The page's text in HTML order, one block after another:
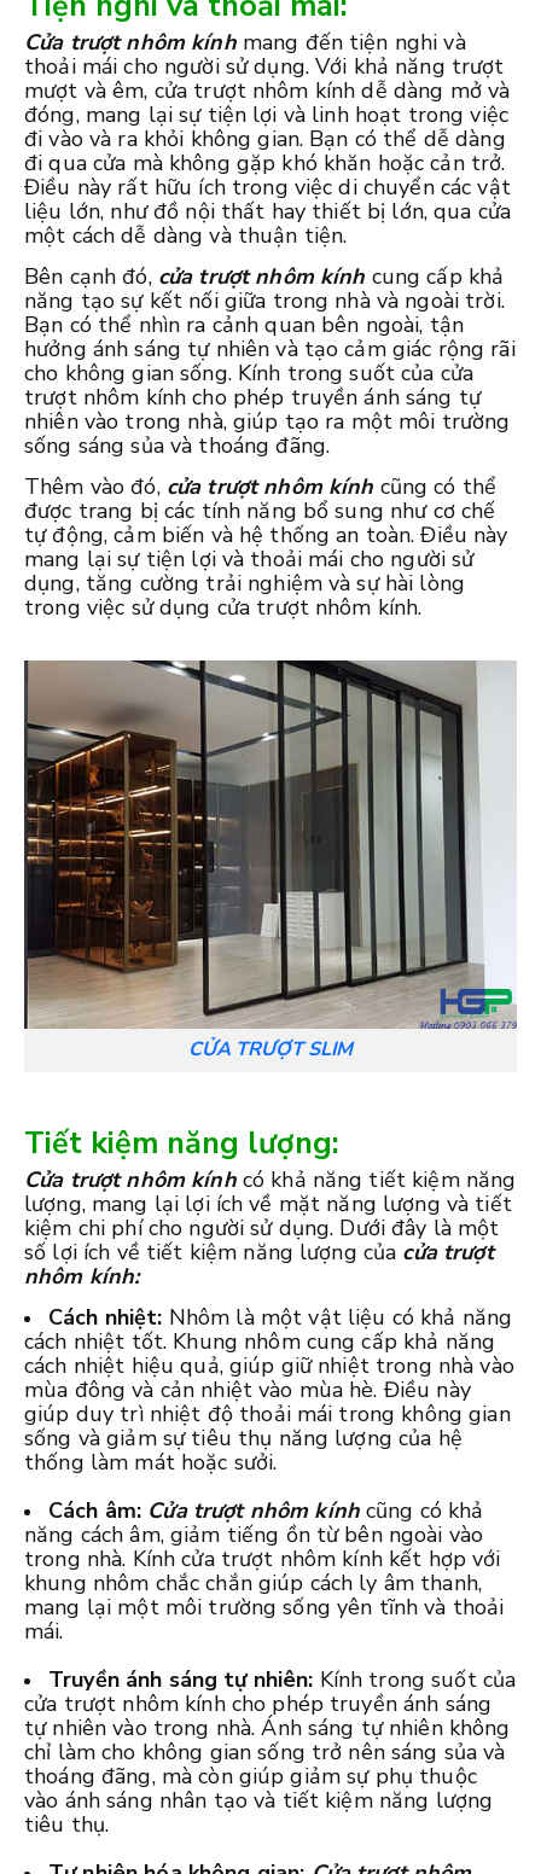
Cửa trượt nhôm kínhmang đến tiện nghi và
thoải mái cho người sử dụng. Với khả năng trượt
mượt và êm, cửa trượt nhôm kính dễ dàng mở và
đóng, mang lại sự tiện lợi và linh hoạt trong việc
đi vào và ra khỏi không gian. Bạn có thể dễ dàng
đi qua cửa mà không gặp khó khăn hoặc cản trở.
Điều này rất hữu ích trong việc di chuyển các vật
liệu lớn, như đồ nội thất hay thiết bị lớn, qua cửa
một cách dễ dàng và thuận tiện.
Bên cạnh đó, cửa trượt nhôm kính cung cấp khả
năng tạo sự kết nối giữa trong nhà và ngoài trời.
Bạn có thể nhìn ra cảnh quan bên ngoài, tận
hưởng ánh sáng tự nhiên và tạo cảm giác rộng rãi
cho không gian sống. Kính trong suốt của cửa
trượt nhôm kính cho phép truyền ánh sáng tự
nhiên vào trong nhà, giúp tạo ra một môi trường
sống sáng sủa và thoáng đãng.
Thêm vào đó, cửa trượt nhôm kính cũng có thể
được trang bị các tính năng bổ sung như cơ chế
tự động, cảm biến và hệ thống an toàn. Điều này
mang lại sự tiện lợi và thoải mái cho người sử
dụng, tăng cường trải nghiệm và sự hài lòng
trong việc sử dụng cửa trượt nhôm kính.
CỬA TRƯỢT SLIM
Tiết kiệm năng lượng:
Cửa trượt nhôm kínhcó khả năng tiết kiệm năng
lượng, mang lại lợi ích về mặt năng lượng và tiết
kiệm chi phí cho người sử dụng. Dưới đây là một
số lợi ích về tiết kiệm năng lượng của cửa trượt
nhôm kính:
Cách nhiệt: Nhôm là một vật liệu có khả năng
cách nhiệt tốt. Khung nhôm cung cấp khả năng
cách nhiệt hiệu quả, giúp giữ nhiệt trong nhà vào
mùa đông và cản nhiệt vào mùa hè. Điều này
giúp duy trì nhiệt độ thoải mái trong không gian
sống và giảm sự tiêu thụ năng lượng của hệ
thống làm mát hoặc sưởi.
Cách âm: Cửa trượt nhôm kínhcũng có khả
năng cách âm, giảm tiếng ồn từ bên ngoài vào
trong nhà. Kính cửa trượt nhôm kính kết hợp với
khung nhôm chắc chắn giúp cách ly âm thanh,
mang lại một môi trường sống yên tĩnh và thoải
mái.
Truyền ánh sáng tự nhiên: Kính trong suốt của
cửa trượt nhôm kính cho phép truyền ánh sáng
tự nhiên vào trong nhà. Ánh sáng tự nhiên không
chỉ làm cho không gian sống trở nên sáng sủa và
thoáng đãng, mà còn giúp giảm sự phụ thuộc
vào ánh sáng nhân tạo và tiết kiệm năng lượng
tiêu thụ.